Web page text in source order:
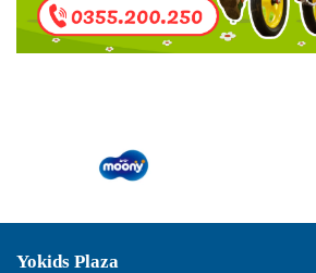
Yokids Plaza